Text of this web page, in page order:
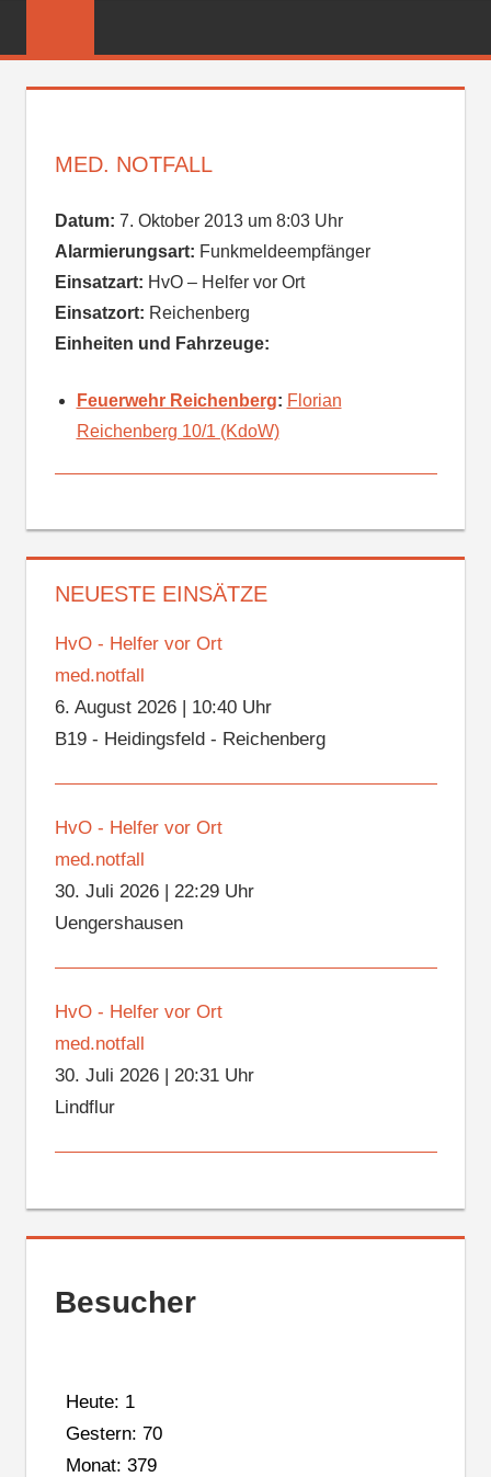
FEUERWEHR
MED. NOTFALL
Datum: 7. Oktober 2013 um 8:03 Uhr
Alarmierungsart: Funkmeldeempfänger
Einsatzart: HvO – Helfer vor Ort
Einsatzort: Reichenberg
Einheiten und Fahrzeuge:
Feuerwehr Reichenberg: Florian
Reichenberg 10/1 (KdoW)
NEUESTE EINSÄTZE
HvO - Helfer vor Ort
med.notfall
6. August 2026| 10:40 Uhr
B19 - Heidingsfeld - Reichenberg
HvO - Helfer vor Ort
med.notfall
30. Juli 2026| 22:29 Uhr
Uengershausen
HvO - Helfer vor Ort
med.notfall
30. Juli 2026| 20:31 Uhr
Lindflur
Besucher
Heute: 1
Gestern: 70
Monat: 379